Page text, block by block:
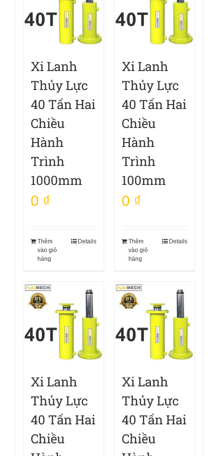
Xi Lanh
Thủy Lực
40 Tấn Hai
Chiều
Hành
Trình
1000mm
0 ₫
Thêm
vào giỏ
hàng
Details
Xi Lanh
Thủy Lực
40 Tấn Hai
Chiều
Hành
Trình
100mm
0 ₫
Thêm
vào giỏ
hàng
Details
Xi Lanh
Thủy Lực
40 Tấn Hai
Chiều
Xi Lanh
Thủy Lực
40 Tấn Hai
Chiều